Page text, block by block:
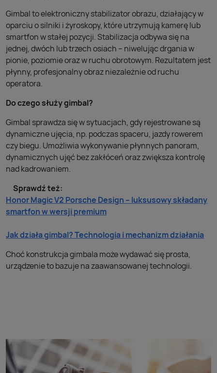
Gimbal to elektroniczny stabilizator obrazu, działający w
oparciu o silniki i żyroskopy, które utrzymują kamerę lub
smartfon w stałej pozycji. Stabilizacja odbywa się na
jednej, dwóch lub trzech osiach – niwelując drgania w
pionie, poziomie oraz w ruchu obrotowym. Rezultatem jest
płynny, profesjonalny obraz niezależnie od ruchu
operatora.
Do czego służy gimbal?
Gimbal sprawdza się w sytuacjach, gdy rejestrowane są
dynamiczne ujęcia, np. podczas spaceru, jazdy rowerem
czy biegu. Umożliwia wykonywanie płynnych panoram,
dynamicznych ujęć bez zakłóceń oraz zwiększa kontrolę
nad kadrowaniem.
Sprawdź też:
Honor Magic V2 Porsche Design – luksusowy składany
smartfon w wersji premium
Jak działa gimbal? Technologia i mechanizm działania
Choć konstrukcja gimbala może wydawać się prosta,
urządzenie to bazuje na zaawansowanej technologii.